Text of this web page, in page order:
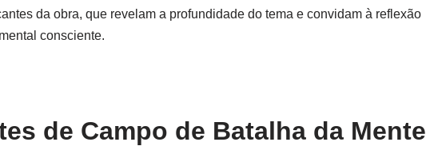
da obra, que revelam a profundidade do tema e convidam à reflexão
consciente.
de Campo de Batalha da Mente